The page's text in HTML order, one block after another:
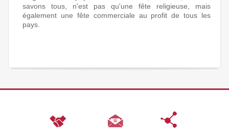
savons tous, n'est pas qu'une fête religieuse, mais
également une fête commerciale au profit de tous les
pays.